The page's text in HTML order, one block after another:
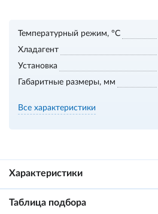
Температурный режим, °С
Хладагент
Установка
Габаритные размеры, мм
Все характеристики
Характеристики
Таблица подбора